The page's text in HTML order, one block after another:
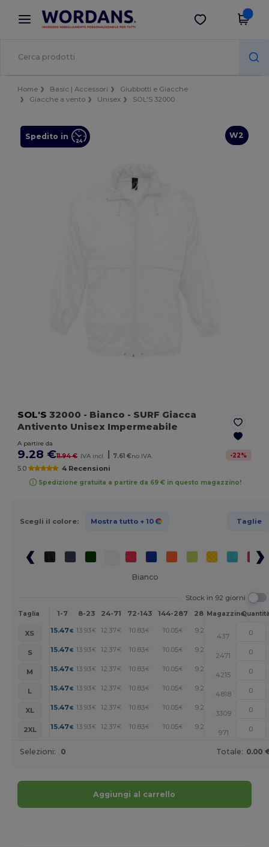
× App Wordans
Prezzi migliori sull'app!
Scarica app
Home Basic | Accessori
Giubbotti e Giacche
Giacche a vento
Unisex SOL'S 32000
W2
Spedito in
SOL'S 32000 - Bianco - SURF Giacca
Antivento Unisex Impermeabile
A partire da
9.28 €11.94 € IVA incl. | 7.61 €no IVA -22%
5.0 4 Recensioni
Spedizione gratuita a partire da 69 € in questo magazzino!
Scegli il colore: Mostra tutto + 10 Taglie
Bianco
Stock in 92 giorni
Taglia 1-7 8-23 24-71 72-143 144-287 288 + Altri
Magazzino
XS 15.47€ 13.93€ 12.37€ 10.83€ 10.05€ 9.28 +
437
S
15.47€ 13.93€ 12.37€ 10.83€ 10.05€ 9.28 +
2471
M
15.47€ 13.93€ 12.37€ 10.83€ 10.05€ 9.28 +
4215
L
15.47€ 13.93€ 12.37€ 10.83€ 10.05€ 9.28 +
4818
XL
15.47€ 13.93€ 12.37€ 10.83€ 10.05€ 9.28 +
3309
2XL
15.47€ 13.93€ 12.37€ 10.83€ 10.05€ 9.28 +
971
Selezioni: 0 Totale: 0.00
Aggiungi al carrello